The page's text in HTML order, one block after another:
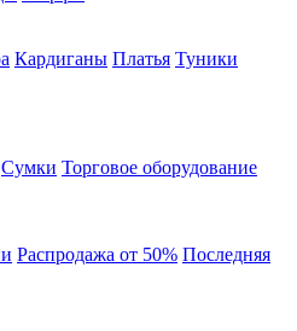
Кардиганы Платья Туники
Сумки Торговое оборудование
Распродажа от 50% Последняя